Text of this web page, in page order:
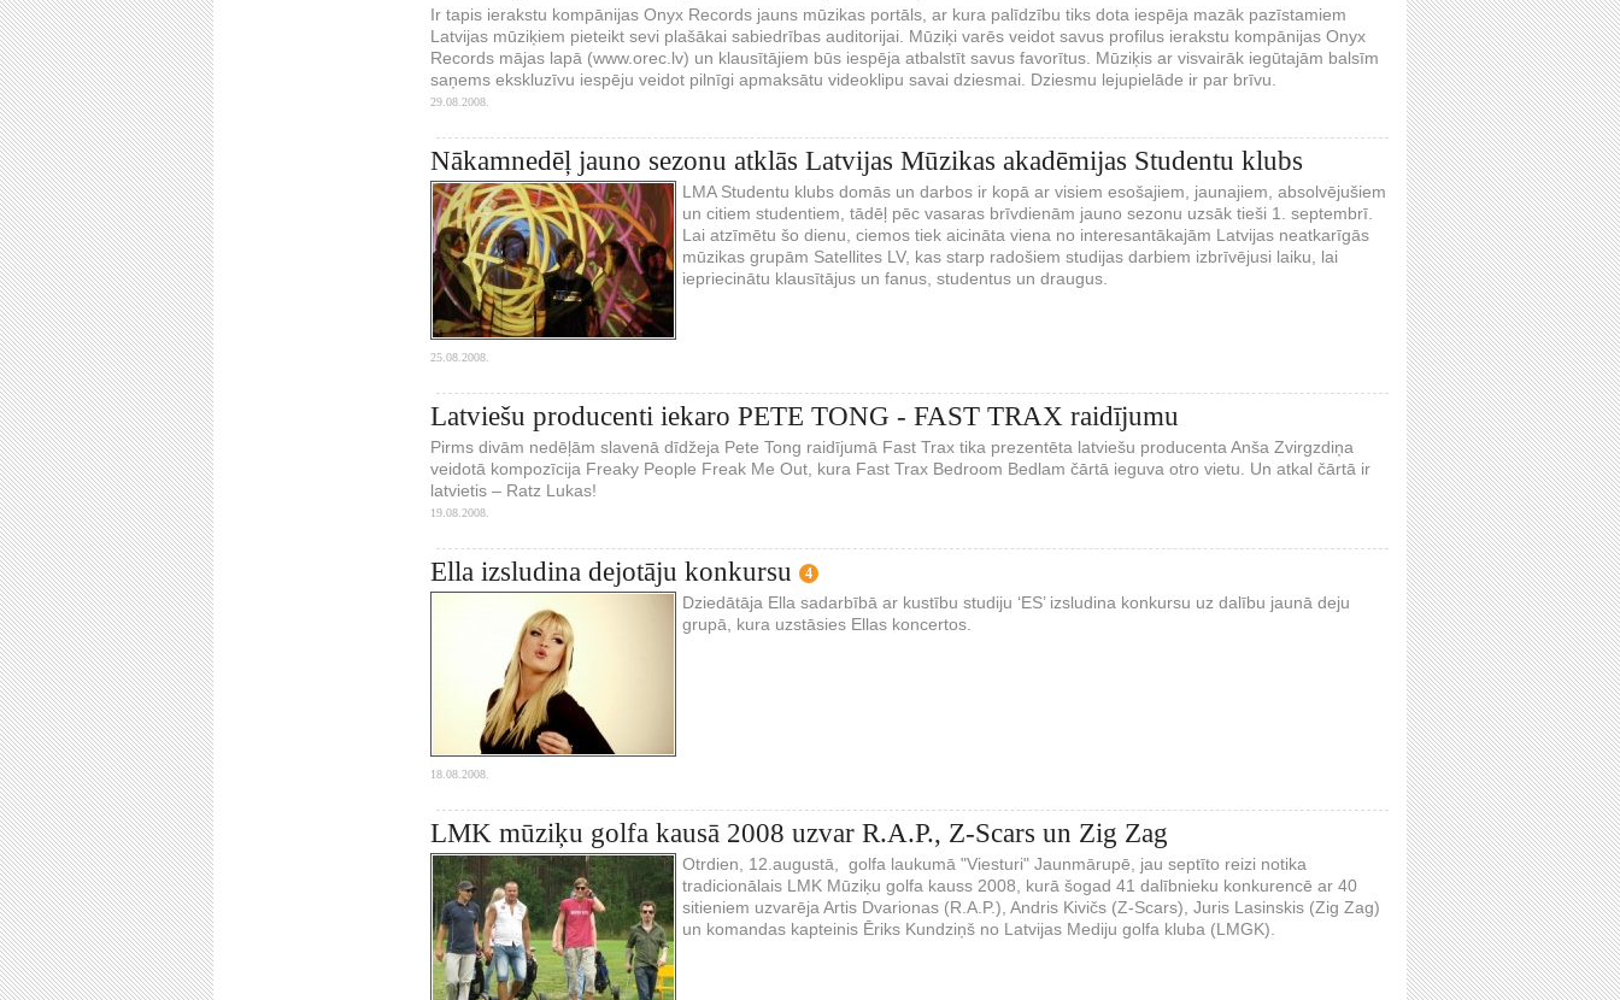
Ir tapis ierakstu kompānijas Onyx Records jauns mūzikas portāls, ar kura palīdzību tiks dota iespēja mazāk pazīstamiem
Latvijas mūziķiem pieteikt sevi plašākai sabiedrības auditorijai. Mūziķi varēs veidot savus profilus ierakstu kompānijas Onyx
Records mājas lapā (www.orec.lv) un klausītājiem būs iespēja atbalstīt savus favorītus. Mūziķis ar visvairāk iegūtajām balsīm
saņems ekskluzīvu iespēju veidot pilnīgi apmaksātu videoklipu savai dziesmai. Dziesmu lejupielāde ir par brīvu.
29.08.2008.
Nākamnedēļ jauno sezonu atklās Latvijas Mūzikas akadēmijas Studentu klubs
LMA Studentu klubs domās un darbos ir kopā ar visiem esošajiem, jaunajiem, absolvējušiem
un citiem studentiem, tādēļ pēc vasaras brīvdienām jauno sezonu uzsāk tieši 1. septembrī.
Lai atzīmētu šo dienu, ciemos tiek aicināta viena no interesantākajām Latvijas neatkarīgās
mūzikas grupām Satellites LV, kas starp radošiem studijas darbiem izbrīvējusi laiku, lai
iepriecinātu klausītājus un fanus, studentus un draugus.
25.08.2008.
Latviešu producenti iekaro PETE TONG - FAST TRAX raidījumu
Pirms divām nedēļām slavenā dīdžeja Pete Tong raidījumā Fast Trax tika prezentēta latviešu producenta Anša Zvirgzdiņa
veidotā kompozīcija Freaky People Freak Me Out, kura Fast Trax Bedroom Bedlam čārtā ieguva otro vietu. Un atkal čārtā ir
latvietis – Ratz Lukas!
19.08.2008.
Ella izsludina dejotāju konkursu 4
Dziedātāja Ella sadarbībā ar kustību studiju ‘ES’ izsludina konkursu uz dalību jaunā deju
grupā, kura uzstāsies Ellas koncertos.
18.08.2008.
LMK mūziķu golfa kausā 2008 uzvar R.A.P., Z-Scars un Zig Zag
Otrdien, 12.augustā, golfa laukumā "Viesturi" Jaunmārupē, jau septīto reizi notika
tradicionālais LMK Mūziķu golfa kauss 2008, kurā šogad 41 dalībnieku konkurencē ar 40
sitieniem uzvarēja Artis Dvarionas (R.A.P.), Andris Kivičs (Z-Scars), Juris Lasinskis (Zig Zag)
un komandas kapteinis Ēriks Kundziņš no Latvijas Mediju golfa kluba (LMGK).